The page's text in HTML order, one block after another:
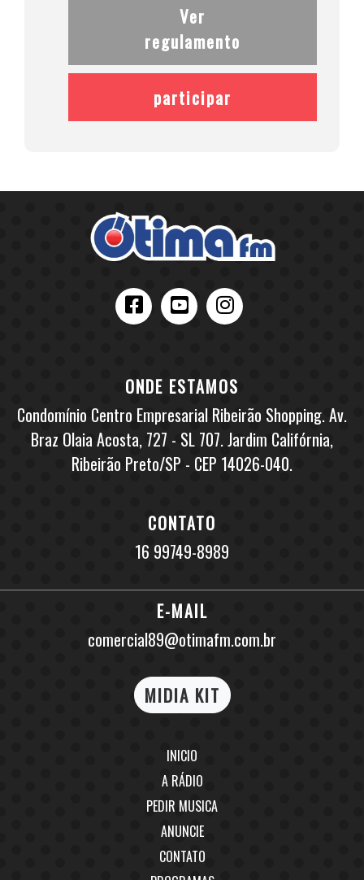
Ver
regulamento
participar
ONDE ESTAMOS
Condomínio Centro Empresarial Ribeirão Shopping. Av.
Braz Olaia Acosta, 727 - SL 707. Jardim Califórnia,
Ribeirão Preto/SP - CEP 14026-040.
CONTATO
16 99749-8989
E-MAIL
comercial89@otimafm.com.br
MIDIA KIT
INICIO
A RÁDIO
PEDIR MUSICA
ANUNCIE
CONTATO